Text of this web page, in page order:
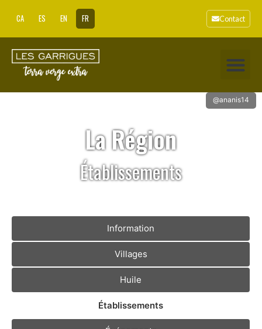
CA ES EN FR Contact
@ananis14
La Région
Établissements
Information
Villages
Huile
Établissements